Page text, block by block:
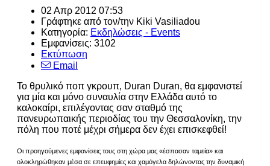
02 Απρ 2012 07:53
Γράφτηκε από τον/την Kiki Vasiliadou
Κατηγορία: Εκδηλώσεις - Events
Εμφανίσεις: 3102
Εκτύπωση
Email
Το θρυλικό ποπ γκρουπ, Duran Duran, θα εμφανιστεί
για μία και μόνο συναυλία στην Ελλάδα αυτό το
καλοκαίρι, επιλέγοντας σαν σταθμό της
πανευρωπαικής περιοδίας του την Θεσσαλονίκη, την
πόλη που ποτέ μέχρι σήμερα δεν έχει επισκεφθεί!
Οι προηγούμενες εμφανίσεις τους στη χώρα μας «έσπασαν ταμεία» και
ολοκληρώθηκαν μέσα σε επευφημίες και χαμόγελα δηλώνοντας την δυναμική